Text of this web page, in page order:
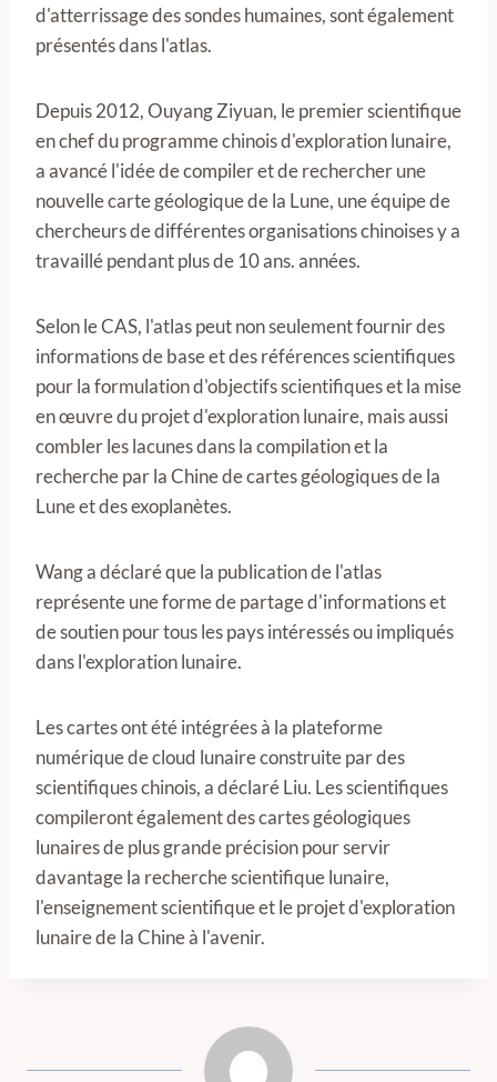
d'atterrissage des sondes humaines, sont également
présentés dans l'atlas.
Depuis 2012, Ouyang Ziyuan, le premier scientifique
en chef du programme chinois d'exploration lunaire,
a avancé l'idée de compiler et de rechercher une
nouvelle carte géologique de la Lune, une équipe de
chercheurs de différentes organisations chinoises y a
travaillé pendant plus de 10 ans. années.
Selon le CAS, l'atlas peut non seulement fournir des
informations de base et des références scientifiques
pour la formulation d'objectifs scientifiques et la mise
en œuvre du projet d'exploration lunaire, mais aussi
combler les lacunes dans la compilation et la
recherche par la Chine de cartes géologiques de la
Lune et des exoplanètes.
Wang a déclaré que la publication de l'atlas
représente une forme de partage d'informations et
de soutien pour tous les pays intéressés ou impliqués
dans l'exploration lunaire.
Les cartes ont été intégrées à la plateforme
numérique de cloud lunaire construite par des
scientifiques chinois, a déclaré Liu. Les scientifiques
compileront également des cartes géologiques
lunaires de plus grande précision pour servir
davantage la recherche scientifique lunaire,
l'enseignement scientifique et le projet d'exploration
lunaire de la Chine à l'avenir.